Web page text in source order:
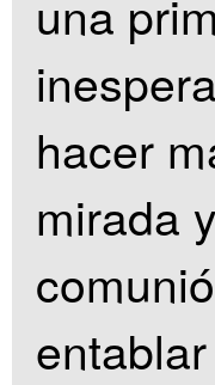
una
hacer
mirada